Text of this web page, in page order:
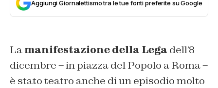
Aggiungi Giornalettismo tra le tue fonti preferite su Google
Lamanifestazione della Lega dell’8
dicembre – in piazza del Popolo a Roma –
è stato teatro anche di un episodio molto